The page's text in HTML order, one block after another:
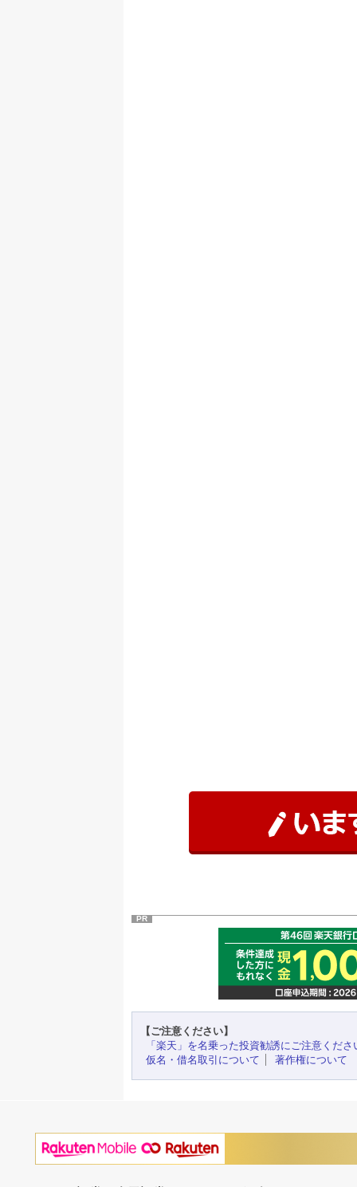
PR
【ご注意ください】
「楽天」を名乗った投資勧誘にご注意くださ
仮名・借名取引について
著作権について